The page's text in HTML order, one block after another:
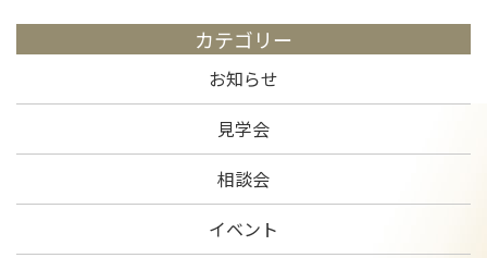
カテゴリー
お知らせ
見学会
相談会
イベント